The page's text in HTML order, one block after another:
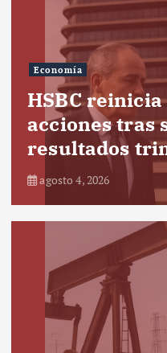
Economía
HSBC
acciones tras
resultados
agosto 4, 2026